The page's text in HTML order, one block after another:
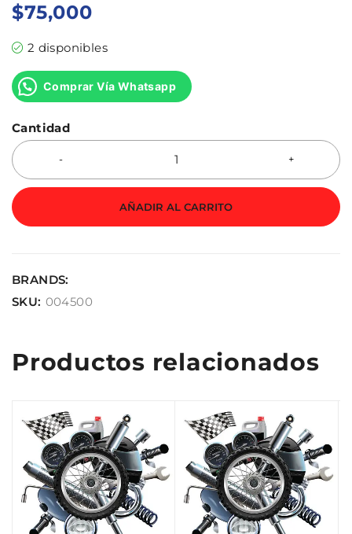
$75,000
2 disponibles
Comprar Vía Whatsapp
Cantidad
AÑADIR AL CARRITO
BRANDS:
SKU: 004500
Productos relacionados